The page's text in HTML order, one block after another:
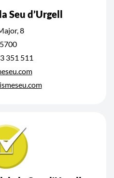
Seu d’Urgell
8
351 511